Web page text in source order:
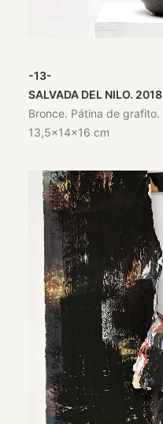
-13-
SALVADA DEL NILO. 2018
Bronce. Pátina de grafito.
13,5x14x16 cm